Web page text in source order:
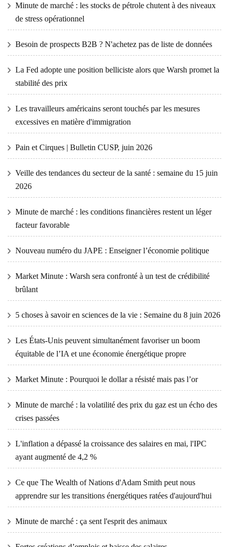
Minute de marché : les stocks de pétrole chutent à des niveaux
de stress opérationnel
Besoin de prospects B2B ? N'achetez pas de liste de données
La Fed adopte une position belliciste alors que Warsh promet la
stabilité des prix
Les travailleurs américains seront touchés par les mesures
excessives en matière d'immigration
Pain et Cirques | Bulletin CUSP, juin 2026
Veille des tendances du secteur de la santé : semaine du 15 juin
2026
Minute de marché : les conditions financières restent un léger
facteur favorable
Nouveau numéro du JAPE : Enseigner l’économie politique
Market Minute : Warsh sera confronté à un test de crédibilité
brûlant
5 choses à savoir en sciences de la vie : Semaine du 8 juin 2026
Les États-Unis peuvent simultanément favoriser un boom
équitable de l’IA et une économie énergétique propre
Market Minute : Pourquoi le dollar a résisté mais pas l’or
Minute de marché : la volatilité des prix du gaz est un écho des
crises passées
L'inflation a dépassé la croissance des salaires en mai, l'IPC
ayant augmenté de 4,2 %
Ce que The Wealth of Nations d'Adam Smith peut nous
apprendre sur les transitions énergétiques ratées d'aujourd'hui
Minute de marché : ça sent l'esprit des animaux